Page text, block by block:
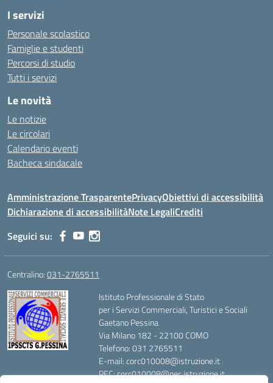
I servizi
Personale scolastico
Famiglie e studenti
Percorsi di studio
Tutti i servizi
Le novità
Le notizie
Le circolari
Calendario eventi
Bacheca sindacale
Amministrazione TrasparentePrivacyObiettivi di accessibilità
Dichiarazione di accessibilitàNote LegaliCrediti
Seguici su:
Centralino:031-2765511
Istituto Professionale di Stato
per i Servizi Commerciali, Turistici e Sociali
Gaetano Pessina
Via Milano 182 - 22100 COMO
Telefono: 031 2765511
E-mail: corc010008@istruzione.it
PEC: corc010008@pec.istruzione.it